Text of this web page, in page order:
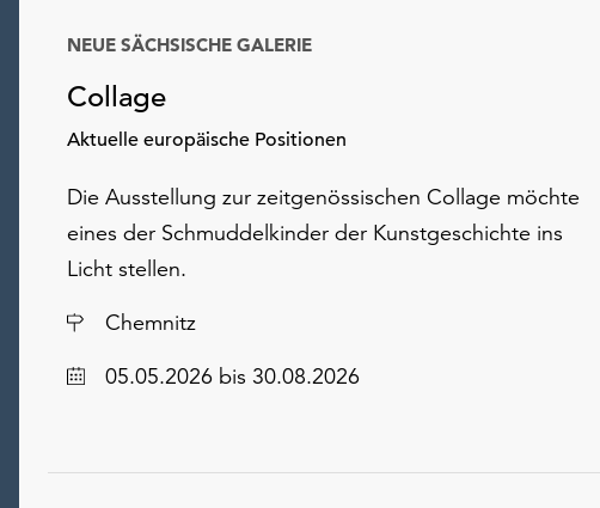
Collage
Aktuelle europäische Positionen
NEUE SÄCHSISCHE GALERIE
Die Ausstellung zur zeitgenössischen Collage möchte
eines der Schmuddelkinder der Kunstgeschichte ins
Licht stellen.
Ort
Chemnitz
Datum05.05.2026 bis 30.08.2026